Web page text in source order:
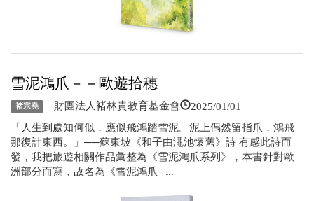
雪泥鴻爪－－歐遊拾穗
褚宗堯 財團法人褚林貴教育基金會 2025/01/01
「人生到處知何似，應似飛鴻踏雪泥。泥上偶然留指爪，鴻飛
那復計東西。」──蘇東坡《和子由澠池懷舊》詩 有感此詩而
發，我把旅遊相關作品彙整為《雪泥鴻爪系列》，本書針對歐
洲部分而寫，故名為《雪泥鴻爪─...